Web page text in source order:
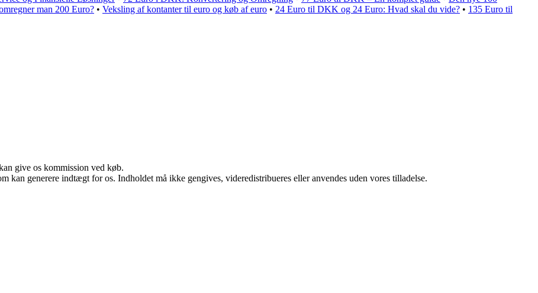
man 200 Euro? • Veksling af kontanter til euro og køb af euro • 24 Euro til DKK og 24 Euro: Hvad skal du vide? • 135 Euro til
give os kommission ved køb.
generere indtægt for os. Indholdet må ikke gengives, videredistribueres eller anvendes uden vores tilladelse.